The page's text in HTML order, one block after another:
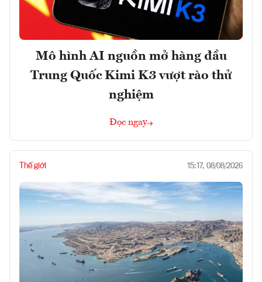
Mô hình AI nguồn mở hàng đầu
Trung Quốc Kimi K3 vượt rào thử
nghiệm
Đọc ngay
Thế giới 15:17, 08/08/2026